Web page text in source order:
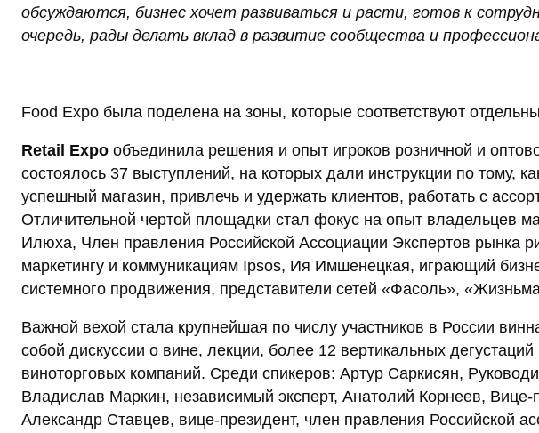
обсуждаются, бизнес хочет развиваться и расти, готов к
очередь, рады делать вклад в развитие сообщества и
Food Expo была поделена на зоны, которые соответствуют
Retail Expo объединила решения и опыт игроков розничной и
состоялось 37 выступлений, на которых дали инструкции по тому,
успешный магазин, привлечь и удержать клиентов, работать с
Отличительной чертой площадки стал фокус на опыт владельцев
Илюха, Член правления Российской Ассоциации Экспертов рынка
маркетингу и коммуникациям Ipsos, Ия Имшенецкая, играющий
системного продвижения, представители сетей «Фасоль»,
Важной вехой стала крупнейшая по числу участников в России
собой дискуссии о вине, лекции, более 12 вертикальных
виноторговых компаний. Среди спикеров: Артур Саркисян,
Владислав Маркин, независимый эксперт, Анатолий Корнеев, Вице-
Александр Ставцев, вице-президент, член правления Российской